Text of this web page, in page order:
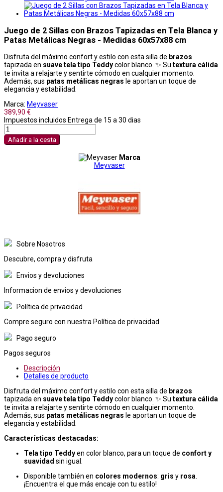
Juego de 2 Sillas con Brazos Tapizadas en Tela Blanca y
Patas Metálicas Negras - Medidas 60x57x88 cm
Disfruta del máximo confort y estilo con esta silla de brazos
tapizada en suave tela tipo Teddycolor blanco. ✨ Su textura cálida
te invita a relajarte y sentirte cómodo en cualquier momento.
Además, sus patas metálicas negras le aportan un toque de
elegancia y estabilidad.
Marca: Meyvaser
389,90 €
Impuestos incluidos Entrega de 15 a 30 dias
Añadir a la cesta
Marca
Meyvaser
Sobre Nosotros
Descubre, compra y disfruta
Envios y devoluciones
Informacion de envios y devoluciones
Política de privacidad
Compre seguro con nuestra Política de privacidad
Pago seguro
Pagos seguros
Descripción
Detalles de producto
Disfruta del máximo confort y estilo con esta silla de brazos
tapizada en suave tela tipo Teddycolor blanco. ✨ Su textura cálida
te invita a relajarte y sentirte cómodo en cualquier momento.
Además, sus patas metálicas negras le aportan un toque de
elegancia y estabilidad.
Características destacadas:
Tela tipo Teddyen color blanco, para un toque de confort y
suavidad sin igual.
Disponible también en colores modernos: gris y rosa
¡Encuentra el que más encaje con tu estilo!